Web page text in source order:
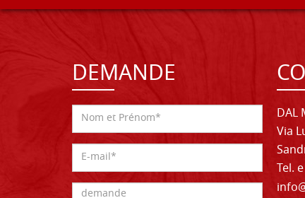
DEMANDE
DAL
Via
Tel.